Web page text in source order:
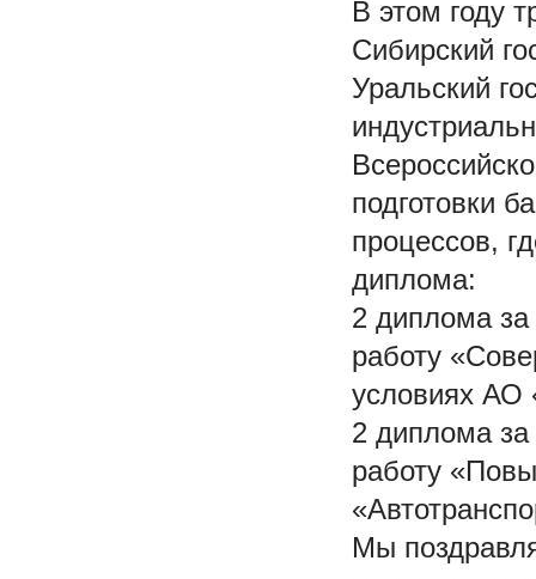
В этом году
Сибирский
Уральский
подготовки
процессов,
диплома:
2 диплома
работу
условиях АО
2 диплома
работу
Мы